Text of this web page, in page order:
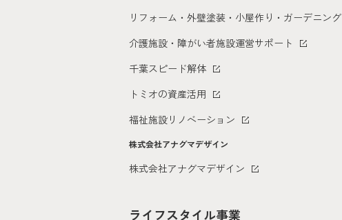
リフォーム・外壁塗装・小屋作り・ ガーデニング
介護施設・障がい者施設運営サポート
千葉スピード解体
トミオの資産活用
福祉施設リノベーション
株式会社アナグマデザイン
株式会社アナグマデザイン
ライフスタイル事業